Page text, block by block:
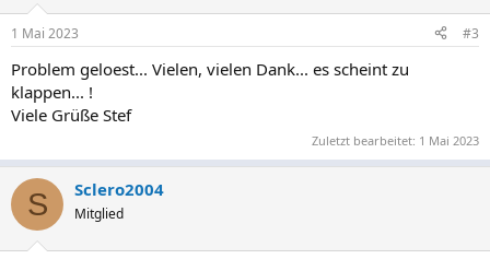
n
e
:
1 Mai 2023 #3
Problem geloest... Vielen, vielen Dank... es scheint zu
klappen... !
Viele Grüße Stef
Zuletzt bearbeitet: 1 Mai 2023
S Sclero2004
Mitglied